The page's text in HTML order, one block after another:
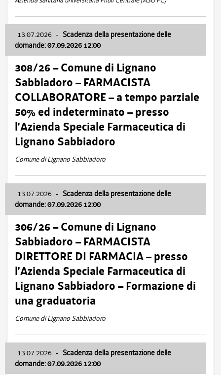
13.07.2026 - Scadenza della presentazione delle
domande: 07.09.2026 12:00
308/26 – Comune di Lignano
Sabbiadoro – FARMACISTA
COLLABORATORE – a tempo parziale
50% ed indeterminato – presso
l’Azienda Speciale Farmaceutica di
Lignano Sabbiadoro
Comune di Lignano Sabbiadoro
13.07.2026 - Scadenza della presentazione delle
domande: 07.09.2026 12:00
306/26 – Comune di Lignano
Sabbiadoro – FARMACISTA
DIRETTORE DI FARMACIA – presso
l’Azienda Speciale Farmaceutica di
Lignano Sabbiadoro – Formazione di
una graduatoria
Comune di Lignano Sabbiadoro
13.07.2026 - Scadenza della presentazione delle
domande: 07.09.2026 12:00